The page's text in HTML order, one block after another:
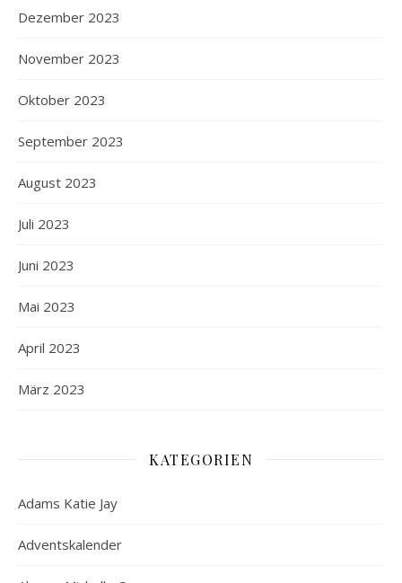
Dezember 2023
November 2023
Oktober 2023
September 2023
August 2023
Juli 2023
Juni 2023
Mai 2023
April 2023
März 2023
KATEGORIEN
Adams Katie Jay
Adventskalender